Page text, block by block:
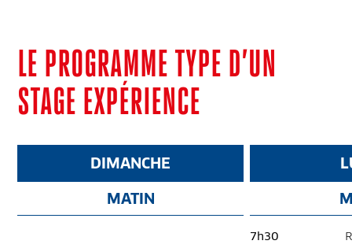
LE PROGRAMME TYPE D’UN
STAGE EXPÉRIENCE
DIMANCHE
MATIN
7h30